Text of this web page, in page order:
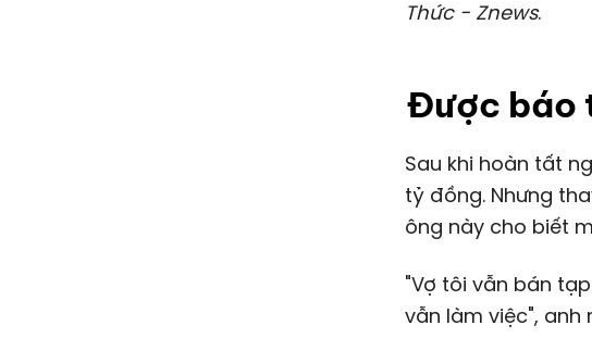
Thức - Znews.
Được báo
Sau khi hoàn tất
tỷ đồng. Nhưng
ông này cho biết
"Vợ tôi vẫn bán
vẫn làm việc", anh